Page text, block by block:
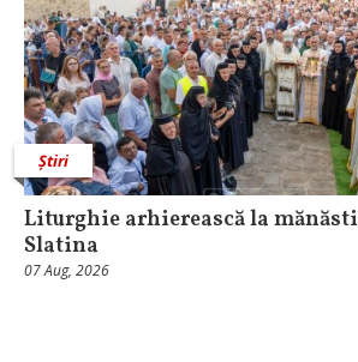
Știri
Liturghie arhierească la
Slatina
07 Aug, 2026